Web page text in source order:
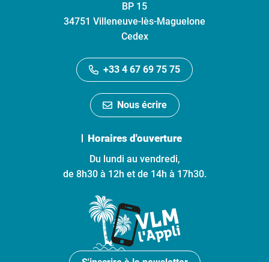
BP 15
34751 Villeneuve-lès-Maguelone
Cedex
+33 4 67 69 75 75
Nous écrire
Horaires d'ouverture
Du lundi au vendredi,
de 8h30 à 12h et de 14h à 17h30.